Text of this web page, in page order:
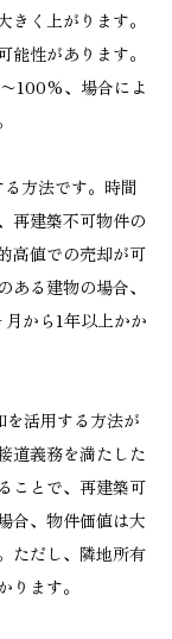
く上がります。
性があります。
100%、場合によ
方法です。時間
再建築不可物件の
高値での売却が可
る建物の場合、
から1年以上かか
活用する方法が
道義務を満たした
ことで、再建築可
合、物件価値は大
ただし、隣地所有
ます。